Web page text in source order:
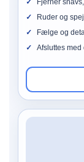
Ruder og
Fælge og
Afsluttes med